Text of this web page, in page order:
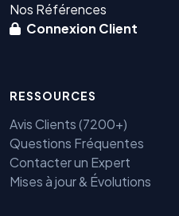
Nos Références
Connexion Client
RESSOURCES
Avis Clients (7200+)
Questions Fréquentes
Contacter un Expert
Mises à jour & Évolutions